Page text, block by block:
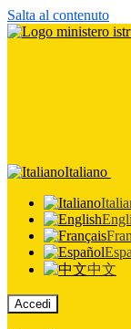
Salta al contenuto
Italiano
中文
Accedi